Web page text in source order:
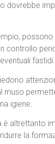
dovrebbe
controllo
fastidi.
muso
igiene.
è altrettanto
la